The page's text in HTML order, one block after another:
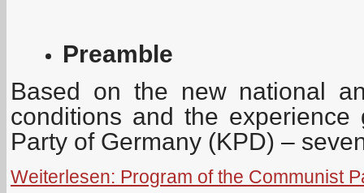
Preamble
Based on the new national
conditions and the experience
Party of Germany (KPD) –
Weiterlesen: Program of the Communist